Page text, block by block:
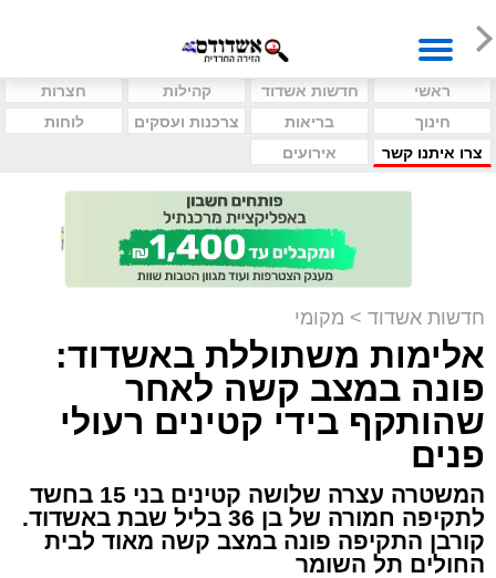
ראשי חדשות אשדוד קהילות
חצרות
חינוך
בריאות צרכנות ועסקים
לוחות
צרו איתנו קשר
אירועים
חדשות אשדוד > מקומי
אלימות משתוללת באשדוד:
פונה במצב קשה לאחר
שהותקף בידי קטינים רעולי
פנים
המשטרה עצרה שלושה קטינים בני 15 בחשד
לתקיפה חמורה של בן 36 בליל שבת באשדוד.
קורבן התקיפה פונה במצב קשה מאוד לבית
החולים תל השומר